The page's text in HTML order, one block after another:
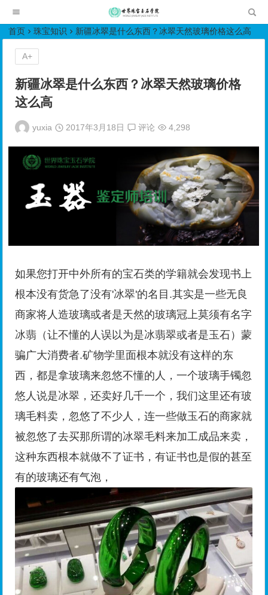
首页 珠宝知识 新疆冰翠是什么东西？冰翠天然玻璃价格这么高
新疆冰翠是什么东西？冰翠天然玻璃价格
这么高
yuxia 2017年3月18日 评论 4,298
如果您打开中外所有的宝石类的学籍就会发现书上
根本没有货急了没有'冰翠'的名目.其实是一些无良
商家将人造玻璃或者是天然的玻璃冠上莫须有名字
冰翡（让不懂的人误以为是冰翡翠或者是玉石）蒙
骗广大消费者.矿物学里面根本就没有这样的东
西，都是拿玻璃来忽悠不懂的人，一个玻璃手镯忽
悠人说是冰翠，还卖好几千一个，我们这里还有玻
璃毛料卖，忽悠了不少人，连一些做玉石的商家就
被忽悠了去买那所谓的冰翠毛料来加工成品来卖，
这种东西根本就做不了证书，有证书也是假的甚至
有的玻璃还有气泡，
A+